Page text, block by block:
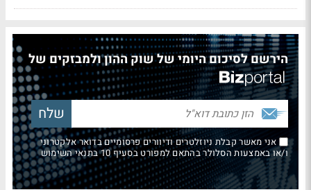
הירשם לסיכום היומי של שוק ההון ולמבזקים של
אני מאשר קבלת ניוזלטרים ודיוורים פרסומיים בדואר אלקטרוני
ו/או באמצעות הסלולר בהתאם למפורט בסעיף 10 בתנאי השימוש